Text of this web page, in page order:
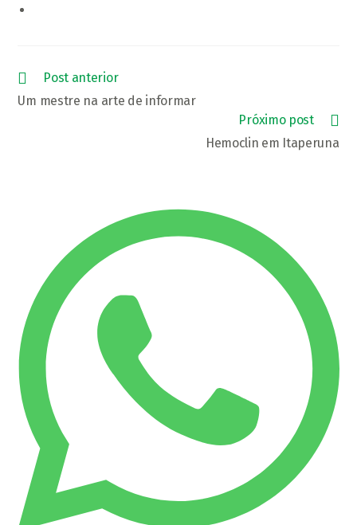
Leia
artigos
Post anterior
Um mestre na arte de informar
Próximo post
Hemoclin em Itaperuna